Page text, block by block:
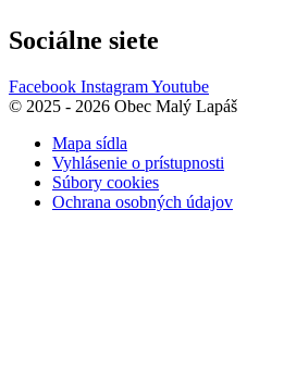
Sociálne siete
Facebook InstagramYoutube
© 2025 - 2026 Obec Malý Lapáš
Mapa sídla
Vyhlásenie o prístupnosti
Súbory cookies
Ochrana osobných údajov